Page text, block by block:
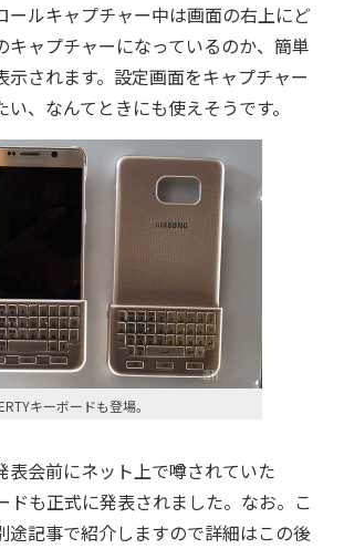
ールキャプチャー中は画面の右上にど
キャプチャーになっているのか、簡単
示されます。設定画面をキャプチャー
、なんてときにも使えそうです。
キーボードも登場。
会前にネット上で噂されていた
ドも正式に発表されました。なお。こ
途記事で紹介しますので詳細はこの後